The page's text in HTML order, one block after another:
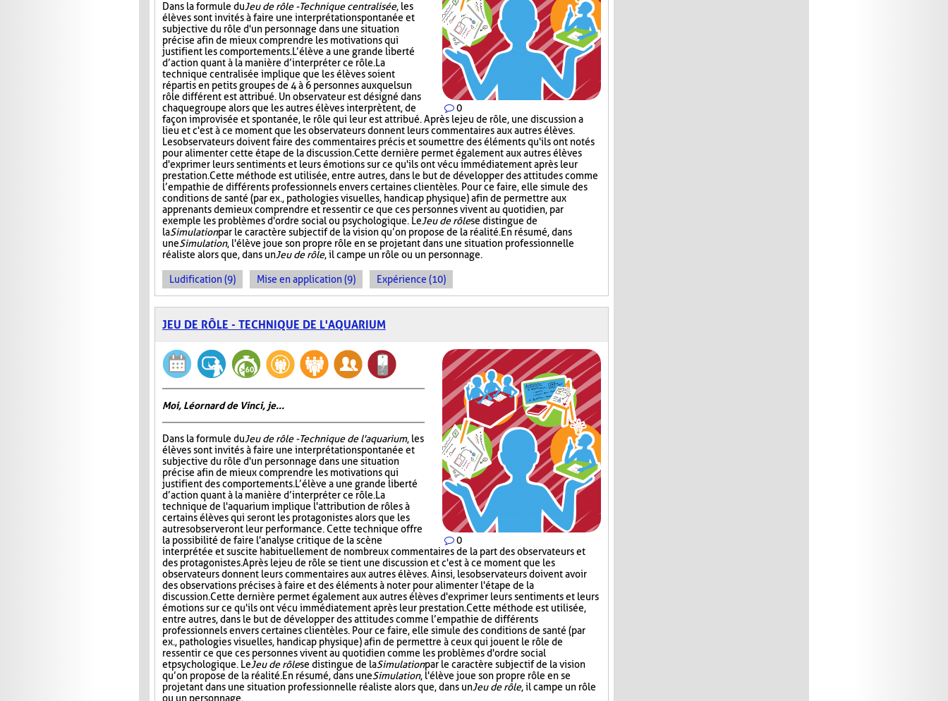
0
Dans la formule duJeu de rôle - Technique centralisée, les
élèves sont invités à faire une interprétation spontanée et
subjective du rôle d'un personnage dans une situation
précise afin de mieux comprendre les motivations qui
justifient les comportements. L’élève a une grande liberté
d’action quant à la manière d’interpréter ce rôle. La
technique centralisée implique que les élèves soient
répartis en petits groupes de 4 à 6 personnes auxquels un
rôle différent est attribué. Un observateur est désigné dans
chaque groupe alors que les autres élèves interprètent, de
façon improvisée et spontanée, le rôle qui leur est attribué. Après le jeu de rôle, une discussion a
lieu et c'est à ce moment que les observateurs donnent leurs commentaires aux autres élèves.
Les observateurs doivent faire des commentaires précis et soumettre des éléments qu'ils ont notés
pour alimenter cette étape de la discussion. Cette dernière permet également aux autres élèves
d'exprimer leurs sentiments et leurs émotions sur ce qu'ils ont vécu immédiatement après leur
prestation. Cette méthode est utilisée, entre autres, dans le but de développer des attitudes comme
l’empathie de différents professionnels envers certaines clientèles. Pour ce faire, elle simule des
conditions de santé (par ex., pathologies visuelles, handicap physique) afin de permettre aux
apprenants de mieux comprendre et ressentir ce que ces personnes vivent au quotidien, par
exemple les problèmes d'ordre social ou psychologique. LeJeu de rôlese distingue de
laSimulationpar le caractère subjectif de la vision qu’on propose de la réalité. En résumé, dans
uneSimulation, l'élève joue son propre rôle en se projetant dans une situation professionnelle
réaliste alors que, dans unJeu de rôle, il campe un rôle ou un personnage.
Ludification (9) Mise en application (9) Expérience (10)
JEU DE RÔLE - TECHNIQUE DE L'AQUARIUM
0
Moi, Léornard de Vinci, je...
Dans la formule duJeu de rôle - Technique de l'aquarium, les
élèves sont invités à faire une interprétation spontanée et
subjective du rôle d'un personnage dans une situation
précise afin de mieux comprendre les motivations qui
justifient des comportements. L’élève a une grande liberté
d’action quant à la manière d’interpréter ce rôle. La
technique de l'aquarium implique l'attribution de rôles à
certains élèves qui seront les protagonistes alors que les
autres observeront leur performance. Cette technique offre
la possibilité de faire l'analyse critique de la scène
interprétée et suscite habituellement de nombreux commentaires de la part des observateurs et
des protagonistes. Après le jeu de rôle se tient une discussion et c'est à ce moment que les
observateurs donnent leurs commentaires aux autres élèves. Ainsi, les observateurs doivent avoir
des observations précises à faire et des éléments à noter pour alimenter l'étape de la
discussion. Cette dernière permet également aux autres élèves d'exprimer leurs sentiments et leurs
émotions sur ce qu'ils ont vécu immédiatement après leur prestation. Cette méthode est utilisée,
entre autres, dans le but de développer des attitudes comme l’empathie de différents
professionnels envers certaines clientèles. Pour ce faire, elle simule des conditions de santé (par
ex., pathologies visuelles, handicap physique) afin de permettre à ceux qui jouent le rôle de
ressentir ce que ces personnes vivent au quotidien comme les problèmes d'ordre social
et psychologique. LeJeu de rôlese distingue de laSimulationpar le caractère subjectif de la vision
qu’on propose de la réalité. En résumé, dans uneSimulation, l'élève joue son propre rôle en se
projetant dans une situation professionnelle réaliste alors que, dans unJeu de rôle, il campe un rôle
ou un personnage.